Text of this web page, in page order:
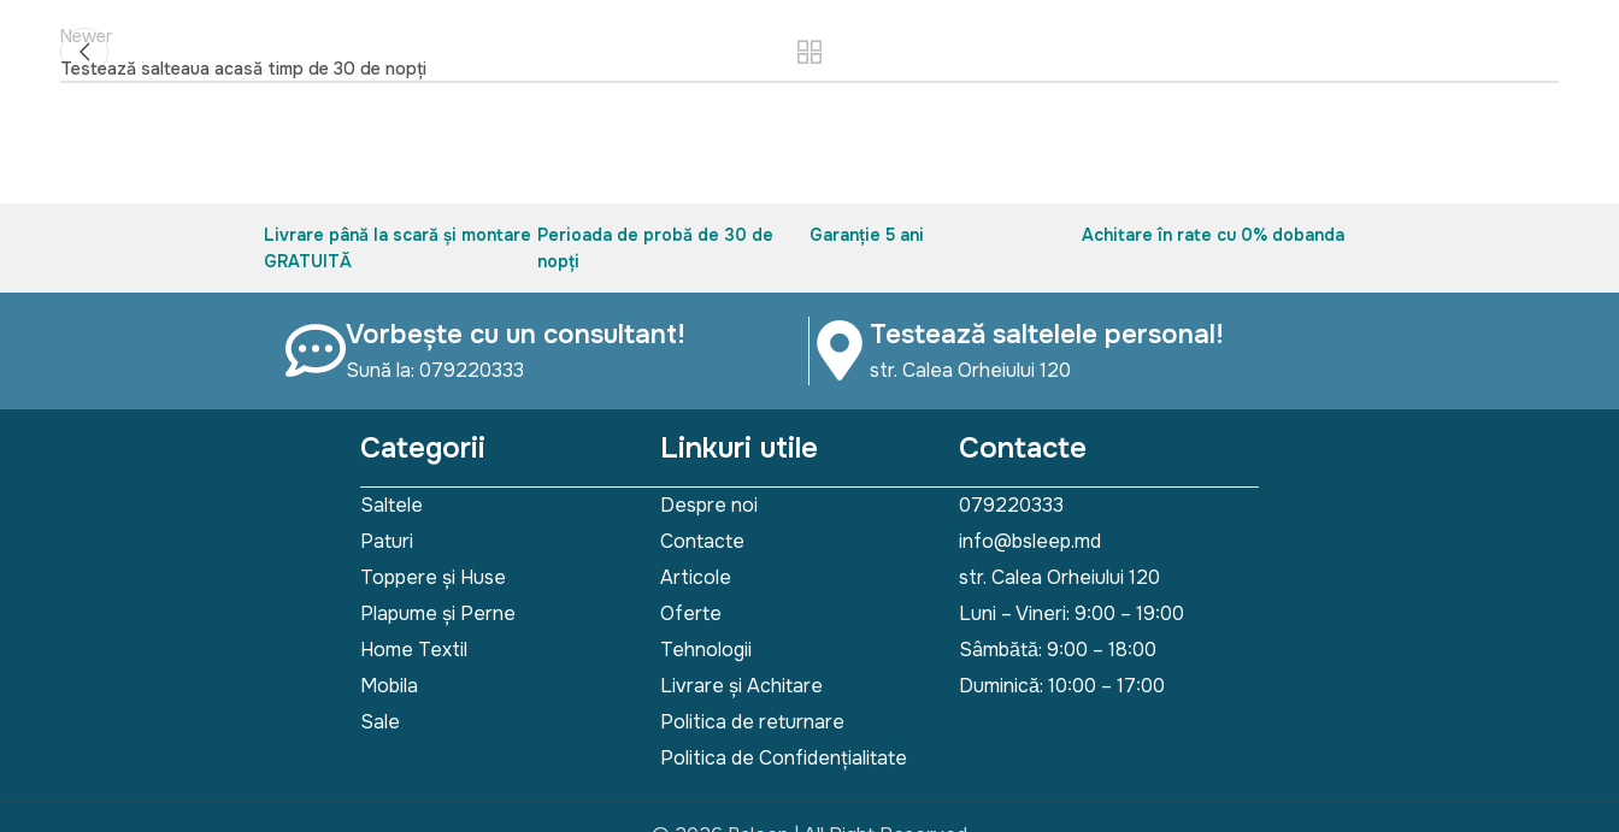
Newer
Testează salteaua acasă timp de 30 de nopți
Livrare până la scară și montare
GRATUITĂ
Perioada de probă de 30 de
nopți
Garanție 5 ani Achitare în rate cu 0% dobanda
Vorbește cu un consultant!
Sună la: 079220333
Testează saltelele personal!
str. Calea Orheiului 120
Categorii
Saltele
Paturi
Toppere și Huse
Plapume și Perne
Home Textil
Mobila
Sale
Linkuri utile
Despre noi
Contacte
Articole
Oferte
Tehnologii
Livrare și Achitare
Politica de returnare
Politica de Confidențialitate
Contacte
079220333
info@bsleep.md
str. Calea Orheiului 120
Luni – Vineri: 9:00 – 19:00
Sâmbătă: 9:00 – 18:00
Duminică: 10:00 – 17:00